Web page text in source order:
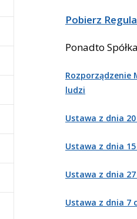
Pobierz
Ponadto
Rozporządzenie
ludzi
Ustawa z dnia
Ustawa z dnia
Ustawa z dnia
Ustawa z dnia 7